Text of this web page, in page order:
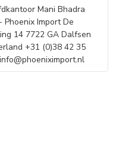
Mani Bhadra
Phoenix Import De
14 7722 GA Dalfsen
+31 (0)38 42 35